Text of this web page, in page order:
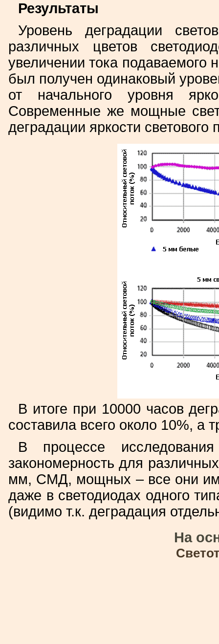
Результаты
Уровень деградации
различных цветов
увеличении тока
был получен одинаковый
от начального уровня
Современные же мощные
деградации яркости светового
В итоге при 10000 часов
составила всего около 10%, а
В процессе
закономерность для
мм, СМД, мощных – все они
даже в светодиодах одного
(видимо т.к. деградация
На